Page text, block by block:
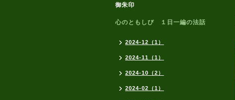
御朱印
心のともしび １日一編の法話
2024-12（1）
2024-11（1）
2024-10（2）
2024-02（1）